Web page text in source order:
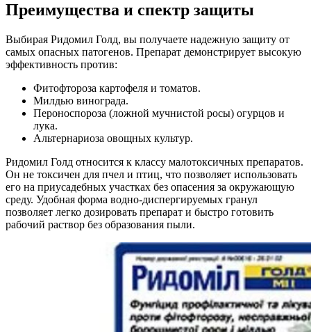
Преимущества и спектр защиты
Выбирая Ридомил Голд, вы получаете надежную защиту от
самых опасных патогенов. Препарат демонстрирует высокую
эффективность против:
Фитофтороза картофеля и томатов.
Милдью винограда.
Пероноспороза (ложной мучнистой росы) огурцов и
лука.
Альтернариоза овощных культур.
Ридомил Голд относится к классу малотоксичных препаратов.
Он не токсичен для пчел и птиц, что позволяет использовать
его на приусадебных участках без опасения за окружающую
среду. Удобная форма водно-диспергируемых гранул
позволяет легко дозировать препарат и быстро готовить
рабочий раствор без образования пыли.